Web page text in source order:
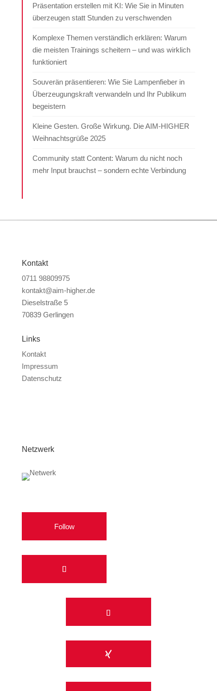
Präsentation erstellen mit KI: Wie Sie in Minuten
überzeugen statt Stunden zu verschwenden
Komplexe Themen verständlich erklären: Warum
die meisten Trainings scheitern – und was wirklich
funktioniert
Souverän präsentieren: Wie Sie Lampenfieber in
Überzeugungskraft verwandeln und Ihr Publikum
begeistern
Kleine Gesten. Große Wirkung. Die AIM-HIGHER
Weihnachtsgrüße 2025
Community statt Content: Warum du nicht noch
mehr Input brauchst – sondern echte Verbindung
Kontakt
0711 98809975
kontakt@aim-higher.de
Dieselstraße 5
70839 Gerlingen
Links
Kontakt
Impressum
Datenschutz
Netzwerk
Follow